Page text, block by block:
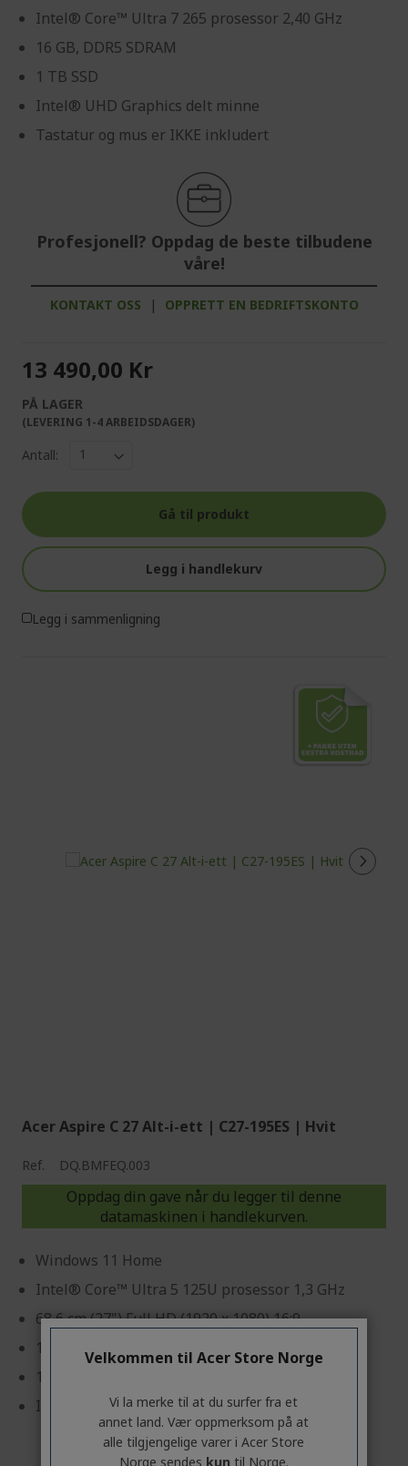
Intel® Core™ Ultra 7 265 prosessor 2,40 GHz
16 GB, DDR5 SDRAM
1 TB SSD
Intel® UHD Graphics delt minne
Tastatur og mus er IKKE inkludert
Profesjonell? Oppdag de beste tilbudene
våre!
KONTAKT OSS | OPPRETT EN BEDRIFTSKONTO
13 490,00 Kr
PÅ LAGER
(LEVERING 1-4 ARBEIDSDAGER)
Antall:
Gå til produkt
Legg i handlekurv
Legg i sammenligning
Acer Aspire C 27 Alt-i-ett | C27-195ES | Hvit
Ref. DQ.BMFEQ.003
Oppdag din gave når du legger til denne
datamaskinen i handlekurven.
Windows 11 Home
Intel® Core™ Ultra 5 125U prosessor 1,3 GHz
68,6 cm (27") Full HD (1920 x 1080) 16:9
16 GB, DDR5 SDRAM
1 TB SSD
Intel® Graphic delt minne
Velkommen til Acer Store Norge
Vi la merke til at du surfer fra et
annet land. Vær oppmerksom på at
alle tilgjengelige varer i Acer Store
Norge sendes kun til Norge.